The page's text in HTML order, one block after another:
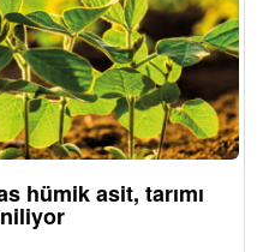
hümik asit, tarımı